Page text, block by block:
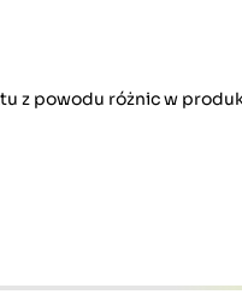
z powodu różnic w